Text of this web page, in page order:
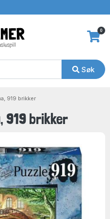
Søk
0
919 brikker
919 brikker